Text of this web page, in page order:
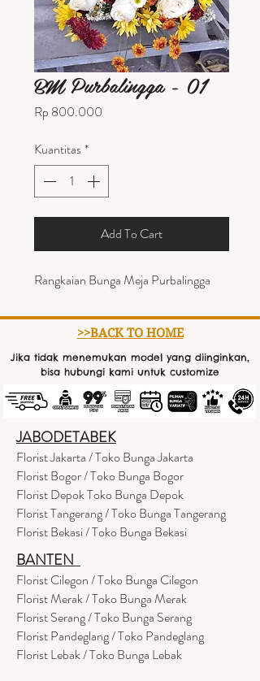
BM Purbalingga - 01
Rp 800.000
Kuantitas*
Add To Cart
Rangkaian Bunga Meja Purbalingga
>>BACK TO HOME
Jika tidak menemukan model yang diinginkan,
bisa hubungi kami untuk customize
JABODETABEK
Florist Jakarta / Toko Bunga Jakarta
Florist Bogor / Toko Bunga Bogor
Florist Depok Toko Bunga Depok
Florist Tangerang / Toko Bunga Tangerang
Florist Bekasi / Toko Bunga Bekasi
BANTEN
Florist Cilegon / Toko Bunga Cilegon
Florist Merak / Toko Bunga Merak
Florist Serang / Toko Bunga Serang
Florist Pandeglang / Toko Pandeglang
Florist Lebak / Toko Bunga Lebak